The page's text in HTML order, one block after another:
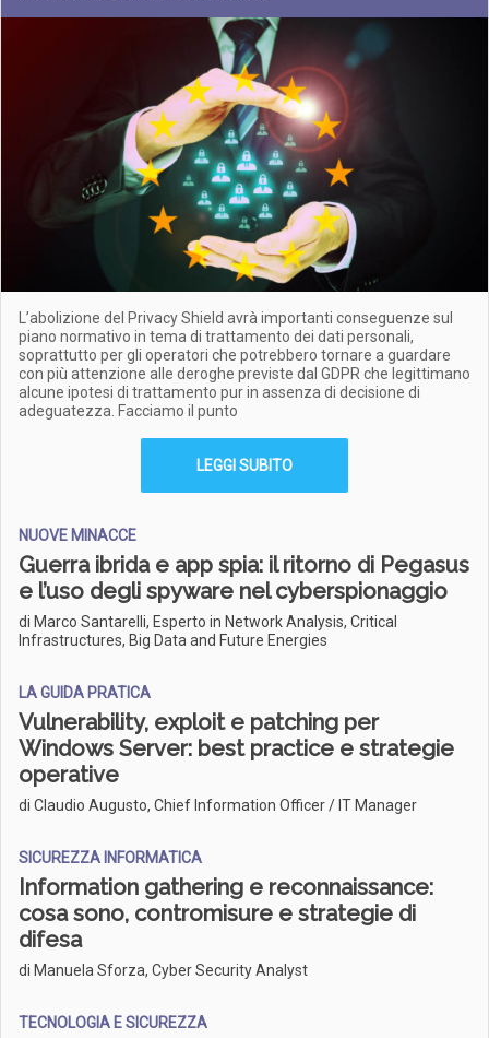
L’abolizione del Privacy Shield avrà importanti conseguenze sul
piano normativo in tema di trattamento dei dati personali,
soprattutto per gli operatori che potrebbero tornare a guardare
con più attenzione alle deroghe previste dal GDPR che legittimano
alcune ipotesi di trattamento pur in assenza di decisione di
adeguatezza. Facciamo il punto
LEGGI SUBITO
NUOVE MINACCE
Guerra ibrida e app spia: il ritorno di Pegasus
e l’uso degli spyware nel cyberspionaggio
di Marco Santarelli, Esperto in Network Analysis, Critical
Infrastructures, Big Data and Future Energies
LA GUIDA PRATICA
Vulnerability, exploit e patching per
Windows Server: best practice e strategie
operative
di Claudio Augusto, Chief Information Officer / IT Manager
SICUREZZA INFORMATICA
Information gathering e reconnaissance:
cosa sono, contromisure e strategie di
difesa
di Manuela Sforza, Cyber Security Analyst
TECNOLOGIA E SICUREZZA